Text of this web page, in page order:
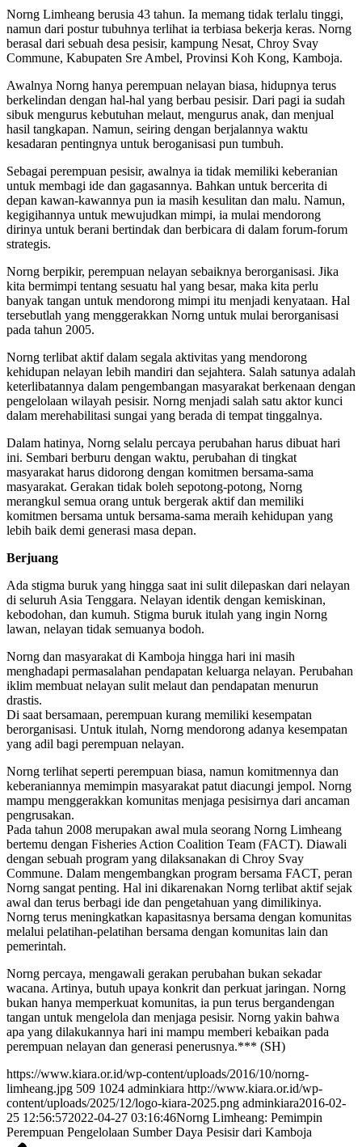
Norng Limheang berusia 43 tahun. Ia memang tidak terlalu tinggi,
namun dari postur tubuhnya terlihat ia terbiasa bekerja keras. Norng
berasal dari sebuah desa pesisir, kampung Nesat, Chroy Svay
Commune, Kabupaten Sre Ambel, Provinsi Koh Kong, Kamboja.
Awalnya Norng hanya perempuan nelayan biasa, hidupnya terus
berkelindan dengan hal-hal yang berbau pesisir. Dari pagi ia sudah
sibuk mengurus kebutuhan melaut, mengurus anak, dan menjual
hasil tangkapan. Namun, seiring dengan berjalannya waktu
kesadaran pentingnya untuk beroganisasi pun tumbuh.
Sebagai perempuan pesisir, awalnya ia tidak memiliki keberanian
untuk membagi ide dan gagasannya. Bahkan untuk bercerita di
depan kawan-kawannya pun ia masih kesulitan dan malu. Namun,
kegigihannya untuk mewujudkan mimpi, ia mulai mendorong
dirinya untuk berani bertindak dan berbicara di dalam forum-forum
strategis.
Norng berpikir, perempuan nelayan sebaiknya berorganisasi. Jika
kita bermimpi tentang sesuatu hal yang besar, maka kita perlu
banyak tangan untuk mendorong mimpi itu menjadi kenyataan. Hal
tersebutlah yang menggerakkan Norng untuk mulai berorganisasi
pada tahun 2005.
Norng terlibat aktif dalam segala aktivitas yang mendorong
kehidupan nelayan lebih mandiri dan sejahtera. Salah satunya adalah
keterlibatannya dalam pengembangan masyarakat berkenaan dengan
pengelolaan wilayah pesisir. Norng menjadi salah satu aktor kunci
dalam merehabilitasi sungai yang berada di tempat tinggalnya.
Dalam hatinya, Norng selalu percaya perubahan harus dibuat hari
ini. Sembari berburu dengan waktu, perubahan di tingkat
masyarakat harus didorong dengan komitmen bersama-sama
masyarakat. Gerakan tidak boleh sepotong-potong, Norng
merangkul semua orang untuk bergerak aktif dan memiliki
komitmen bersama untuk bersama-sama meraih kehidupan yang
lebih baik demi generasi masa depan.
Berjuang
Ada stigma buruk yang hingga saat ini sulit dilepaskan dari nelayan
di seluruh Asia Tenggara. Nelayan identik dengan kemiskinan,
kebodohan, dan kumuh. Stigma buruk itulah yang ingin Norng
lawan, nelayan tidak semuanya bodoh.
Norng dan masyarakat di Kamboja hingga hari ini masih
menghadapi permasalahan pendapatan keluarga nelayan. Perubahan
iklim membuat nelayan sulit melaut dan pendapatan menurun
drastis.
Di saat bersamaan, perempuan kurang memiliki kesempatan
berorganisasi. Untuk itulah, Norng mendorong adanya kesempatan
yang adil bagi perempuan nelayan.
Norng terlihat seperti perempuan biasa, namun komitmennya dan
keberaniannya memimpin masyarakat patut diacungi jempol. Norng
mampu menggerakkan komunitas menjaga pesisirnya dari ancaman
pengrusakan.
Pada tahun 2008 merupakan awal mula seorang Norng Limheang
bertemu dengan Fisheries Action Coalition Team (FACT). Diawali
dengan sebuah program yang dilaksanakan di Chroy Svay
Commune. Dalam mengembangkan program bersama FACT, peran
Norng sangat penting. Hal ini dikarenakan Norng terlibat aktif sejak
awal dan terus berbagi ide dan pengetahuan yang dimilikinya.
Norng terus meningkatkan kapasitasnya bersama dengan komunitas
melalui pelatihan-pelatihan bersama dengan komunitas lain dan
pemerintah.
Norng percaya, mengawali gerakan perubahan bukan sekadar
wacana. Artinya, butuh upaya konkrit dan perkuat jaringan. Norng
bukan hanya memperkuat komunitas, ia pun terus bergandengan
tangan untuk mengelola dan menjaga pesisir. Norng yakin bahwa
apa yang dilakukannya hari ini mampu memberi kebaikan pada
perempuan nelayan dan generasi penerusnya.*** (SH)
https://www.kiara.or.id/wp-content/uploads/2016/10/norng-
limheang.jpg 509 1024 adminkiara http://www.kiara.or.id/wp-
content/uploads/2025/12/logo-kiara-2025.png adminkiara2016-02-
25 12:56:572022-04-27 03:16:46Norng Limheang: Pemimpin
Perempuan Pengelolaan Sumber Daya Pesisir dari Kamboja